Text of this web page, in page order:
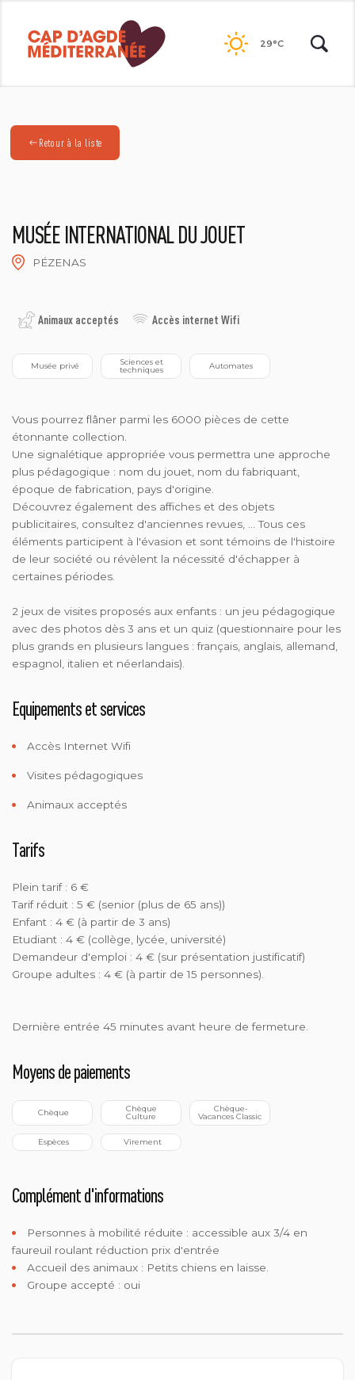
contenu
29°C
Retour à la liste
MUSÉE INTERNATIONAL DU JOUET
PÉZENAS
Animaux acceptés Accès internet Wifi
  Musée privé
techniques Automates
Vous pourrez flâner parmi les 6000 pièces de cette
étonnante collection.
Une signalétique appropriée vous permettra une approche
plus pédagogique : nom du jouet, nom du fabriquant,
époque de fabrication, pays d'origine.
Découvrez également des affiches et des objets
publicitaires, consultez d'anciennes revues, ... Tous ces
éléments participent à l'évasion et sont témoins de l'histoire
de leur société ou révèlent la nécessité d'échapper à
certaines périodes.
2 jeux de visites proposés aux enfants : un jeu pédagogique
avec des photos dès 3 ans et un quiz (questionnaire pour les
plus grands en plusieurs langues : français, anglais, allemand,
espagnol, italien et néerlandais).
Equipements et services
Accès Internet Wifi
Visites pédagogiques
Animaux acceptés
Tarifs
Plein tarif : 6 €
Tarif réduit : 5 € (senior (plus de 65 ans))
Enfant : 4 € (à partir de 3 ans)
Etudiant : 4 € (collège, lycée, université)
Demandeur d'emploi : 4 € (sur présentation justificatif)
Groupe adultes : 4 € (à partir de 15 personnes).
Dernière entrée 45 minutes avant heure de fermeture.
Moyens de paiements
Chèque Culture Vacances Classic
Espèces Virement
Complément d'informations
Personnes à mobilité réduite : accessible aux 3/4 en
faureuil roulant réduction prix d'entrée
Accueil des animaux : Petits chiens en laisse.
Groupe accepté : oui